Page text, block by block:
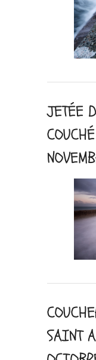
JETÉE
SAINT